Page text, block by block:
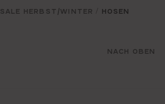
SALE HERBST/WINTER HOSEN
NACH OBEN